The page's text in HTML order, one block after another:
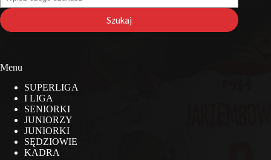
na
stronie
Szukaj
Menu
SUPERLIGA
I LIGA
SENIORKI
JUNIORZY
JUNIORKI
SĘDZIOWIE
KADRA